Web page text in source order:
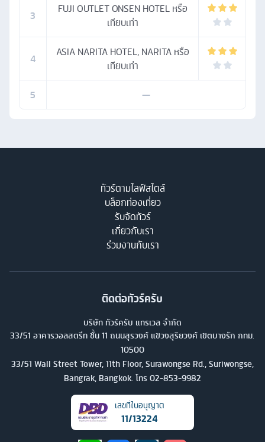
3
FUJI OUTLET ONSEN HOTEL หรือ
เทียบเท่า
4
ASIA NARITA HOTEL, NARITA หรือ
เทียบเท่า
5
—
ทัวร์ตามไลฟ์สไตล์
บล็อกท่องเที่ยว
รับจัดทัวร์
เกี่ยวกับเรา
ร่วมงานกับเรา
ติดต่อทัวร์ครับ
บริษัท ทัวร์ครับ แทรเวล จำกัด
33/51 อาคารวอลสตรีท ชั้น 11 ถนนสุรวงศ์ แขวงสุริยวงศ์ เขตบางรัก กทม.
10500
33/51 Wall Street Tower, 11th Floor, Surawongse Rd., Suriwongse,
Bangrak, Bangkok. โทร 02-853-9982
เลขที่ใบอนุญาต
11/13224